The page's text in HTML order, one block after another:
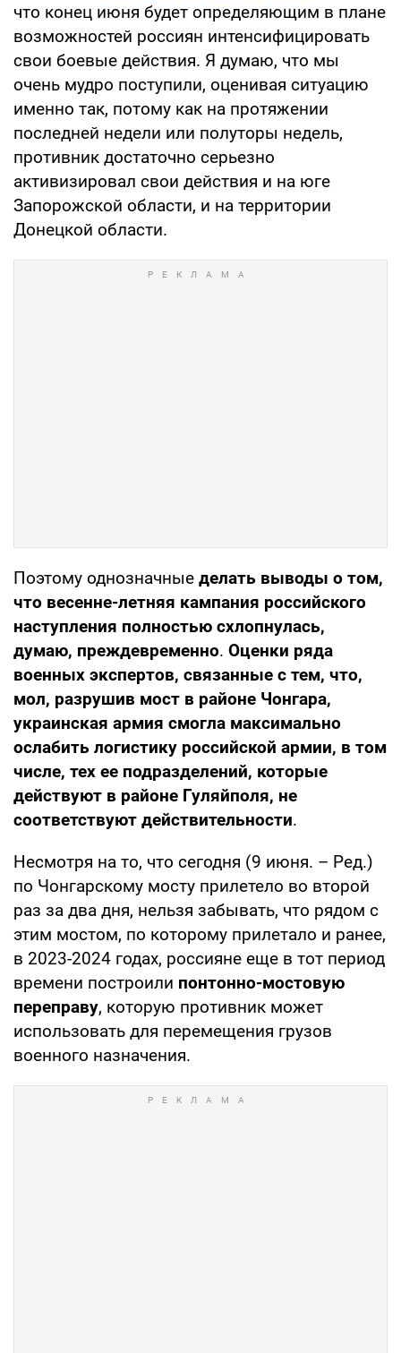
что конец июня будет определяющим в плане
возможностей россиян интенсифицировать
свои боевые действия. Я думаю, что мы
очень мудро поступили, оценивая ситуацию
именно так, потому как на протяжении
последней недели или полуторы недель,
противник достаточно серьезно
активизировал свои действия и на юге
Запорожской области, и на территории
Донецкой области.
Поэтому однозначные делать выводы о том,
что весенне-летняя кампания российского
наступления полностью схлопнулась,
думаю, преждевременно. Оценки ряда
военных экспертов, связанные с тем, что,
мол, разрушив мост в районе Чонгара,
украинская армия смогла максимально
ослабить логистику российской армии, в том
числе, тех ее подразделений, которые
действуют в районе Гуляйполя, не
соответствуют действительности.
Несмотря на то, что сегодня (9 июня. – Ред.)
по Чонгарскому мосту прилетело во второй
раз за два дня, нельзя забывать, что рядом с
этим мостом, по которому прилетало и ранее,
в 2023-2024 годах, россияне еще в тот период
времени построили понтонно-мостовую
переправу, которую противник может
использовать для перемещения грузов
военного назначения.